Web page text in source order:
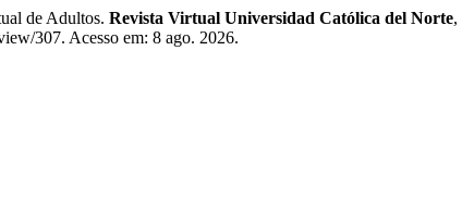
de Adultos. Revista Virtual Universidad Católica del Norte,
307. Acesso em: 8 ago. 2026.